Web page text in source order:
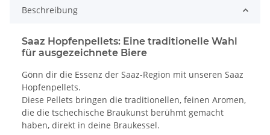
Beschreibung
Saaz Hopfenpellets: Eine traditionelle Wahl
für ausgezeichnete Biere
Gönn dir die Essenz der Saaz-Region mit unseren Saaz
Hopfenpellets.
Diese Pellets bringen die traditionellen, feinen Aromen,
die die tschechische Braukunst berühmt gemacht
haben, direkt in deine Braukessel.